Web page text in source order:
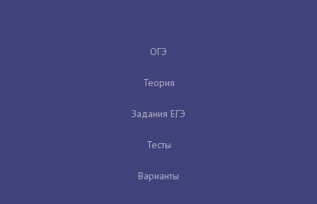
ОГЭ
Теория
Задания ЕГЭ
Тесты
Варианты